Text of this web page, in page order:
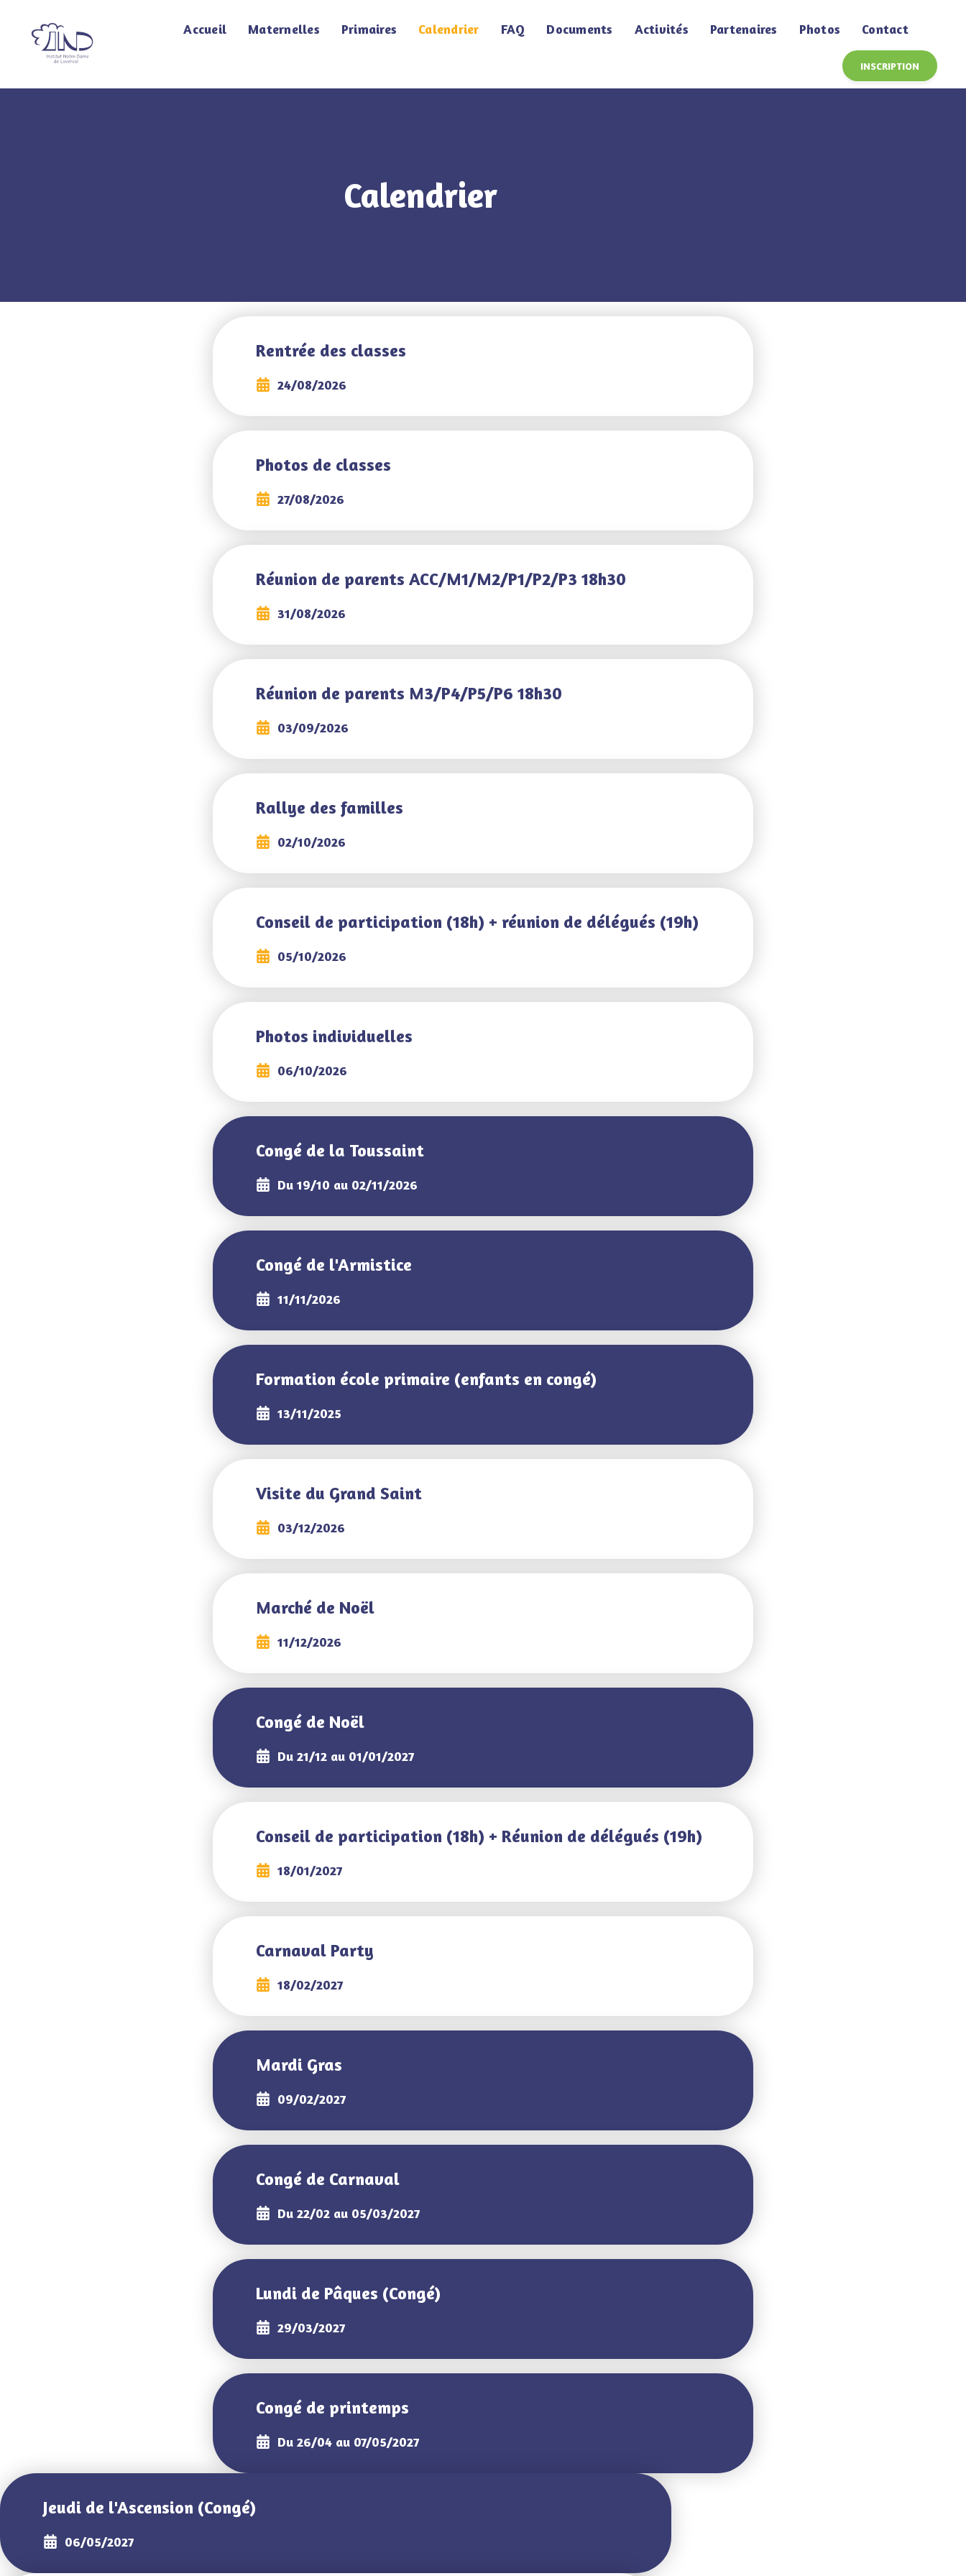
Accueil Maternelles Primaires Calendrier FAQ Documents Activités Partenaires Photos Contact
INSCRIPTION
Calendrier
Rentrée des classes
24/08/2026
Photos de classes
27/08/2026
Réunion de parents ACC/M1/M2/P1/P2/P3 18h30
31/08/2026
Réunion de parents M3/P4/P5/P6 18h30
03/09/2026
Rallye des familles
02/10/2026
Conseil de participation (18h) + réunion de délégués (19h)
05/10/2026
Photos individuelles
06/10/2026
Congé de la Toussaint
Du 19/10 au 02/11/2026
Congé de l'Armistice
11/11/2026
Formation école primaire (enfants en congé)
13/11/2025
Visite du Grand Saint
03/12/2026
Marché de Noël
11/12/2026
Congé de Noël
Du 21/12 au 01/01/2027
Conseil de participation (18h) + Réunion de délégués (19h)
18/01/2027
Carnaval Party
18/02/2027
Mardi Gras
09/02/2027
Congé de Carnaval
Du 22/02 au 05/03/2027
Lundi de Pâques (Congé)
29/03/2027
Congé de printemps
Du 26/04 au 07/05/2027
Jeudi de l'Ascension (Congé)
06/05/2027